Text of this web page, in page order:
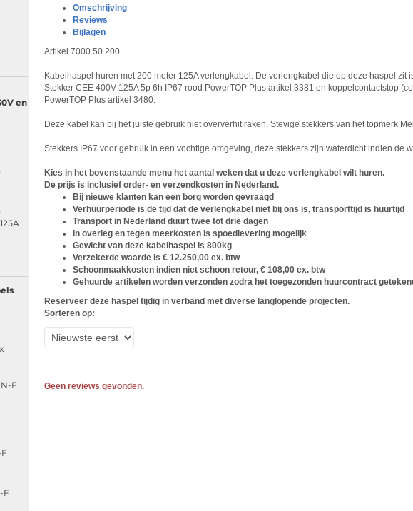
en
F
F
Omschrijving
Reviews
Bijlagen
Artikel 7000.50.200
Kabelhaspel huren met 200 meter 125A verlengkabel. De verlengkabel die op deze haspel zit
Stekker CEE 400V 125A 5p 6h IP67 rood PowerTOP Plus artikel 3381 en koppelcontactstop
PowerTOP Plus artikel 3480.
Deze kabel kan bij het juiste gebruik niet oververhit raken. Stevige stekkers van het topmerk
Stekkers IP67 voor gebruik in een vochtige omgeving, deze stekkers zijn waterdicht indien de
Kies in het bovenstaande menu het aantal weken dat u deze verlengkabel wilt huren.
De prijs is inclusief order- en verzendkosten in Nederland.
Bij nieuwe klanten kan een borg worden gevraagd
Verhuurperiode is de tijd dat de verlengkabel niet bij ons is, transporttijd is huurtijd
Transport in Nederland duurt twee tot drie dagen
In overleg en tegen meerkosten is spoedlevering mogelijk
Gewicht van deze kabelhaspel is 800kg
Verzekerde waarde is € 12.250,00 ex. btw
Schoonmaakkosten indien niet schoon retour, € 108,00 ex. btw
Gehuurde artikelen worden verzonden zodra het toegezonden huurcontract
Reserveer deze haspel tijdig in verband met diverse langlopende projecten.
Sorteren op:
Geen reviews gevonden.